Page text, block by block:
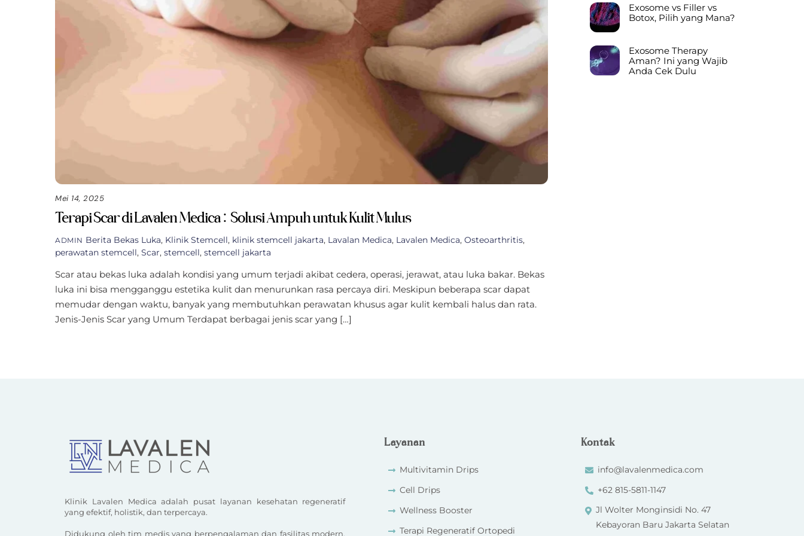
Mei 14, 2025
Terapi Scar di Lavalen Medica: Solusi Ampuh untuk Kulit Mulus
ADMIN Berita Bekas Luka, Klinik Stemcell, klinik stemcell jakarta, Lavalan Medica, Lavalen Medica,Osteoarthritis,
perawatan stemcell, Scar, stemcell, stemcell jakarta
Scar atau bekas luka adalah kondisi yang umum terjadi akibat cedera, operasi, jerawat, atau luka bakar. Bekas
luka ini bisa mengganggu estetika kulit dan menurunkan rasa percaya diri. Meskipun beberapa scar dapat
memudar dengan waktu, banyak yang membutuhkan perawatan khusus agar kulit kembali halus dan rata.
Jenis-Jenis Scar yang Umum Terdapat berbagai jenis scar yang […]
Exosome vs Filler vs
Botox, Pilih yang Mana?
Exosome Therapy
Aman? Ini yang Wajib
Anda Cek Dulu
Klinik Lavalen Medica adalah pusat layanan kesehatan regeneratif
yang efektif, holistik, dan terpercaya.
Didukung oleh tim medis yang berpengalaman dan fasilitas modern,
Layanan
Multivitamin Drips
Cell Drips
Wellness Booster
Terapi Regeneratif Ortopedi
Kontak
info@lavalenmedica.com
+62 815-5811-1147
Jl Wolter Monginsidi No. 47
Kebayoran Baru Jakarta Selatan